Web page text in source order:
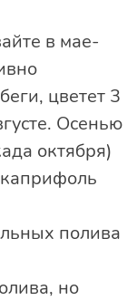
в мае-
цветет 3
Осенью
октября)
полива
но